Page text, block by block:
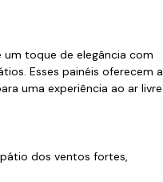
toque de elegância com
Esses painéis oferecem a
uma experiência ao ar livre
dos ventos fortes,